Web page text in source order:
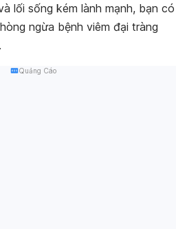
lối sống kém lành mạnh, bạn có
ngừa bệnh viêm đại tràng
Quảng Cáo